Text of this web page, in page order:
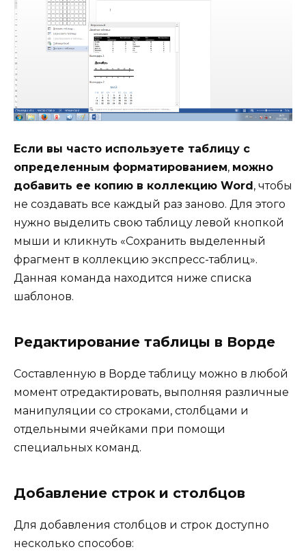
Если вы часто используете таблицу с
определенным форматированием, можно
добавить ее копию в коллекцию Word, чтобы
не создавать все каждый раз заново. Для этого
нужно выделить свою таблицу левой кнопкой
мыши и кликнуть «Сохранить выделенный
фрагмент в коллекцию экспресс-таблиц».
Данная команда находится ниже списка
шаблонов.
Редактирование таблицы в Ворде
Составленную в Ворде таблицу можно в любой
момент отредактировать, выполняя различные
манипуляции со строками, столбцами и
отдельными ячейками при помощи
специальных команд.
Добавление строк и столбцов
Для добавления столбцов и строк доступно
несколько способов: